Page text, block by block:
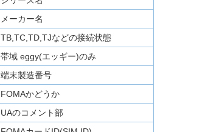
メーカー名
TB,TC,TD,TJなどの接続状態
帯域 eggy(エッギー)のみ
端末製造番号
FOMAかどうか
UAのコメント部